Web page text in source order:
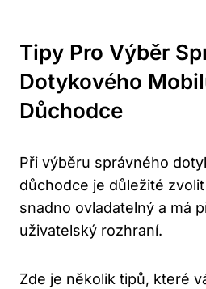
Tipy Pro Výběr
Dotykového
Důchodce
Při výběru správného
důchodce je důležité
snadno ovladatelný a má
uživatelský rozhraní.
Zde je několik tipů, které